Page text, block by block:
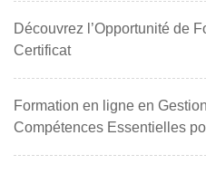
Découvrez l’Opportunité de
Certificat
Formation en ligne en
Compétences Essentielles